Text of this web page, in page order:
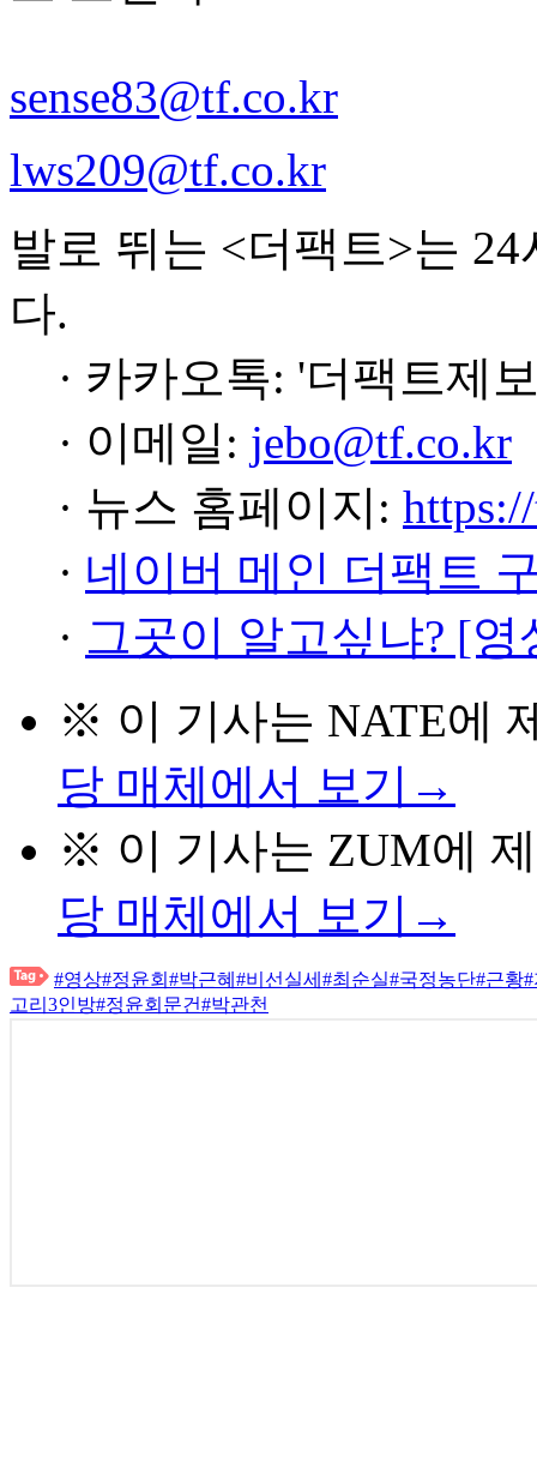
sense83@tf.co.kr
lws209@tf.co.kr
발로 뛰는 <더팩트>는
다.
· 카카오톡: '더팩트제
· 이메일: jebo@tf.co.kr
· 뉴스 홈페이지:
· 네이버 메인 더팩트
· 그곳이 알고싶냐? [
※ 이 기사는 NATE에
당 매체에서 보기→
※ 이 기사는 ZUM에
당 매체에서 보기→
#영상#정윤회 #박근혜 #비선실세 #최순실#국정농단#근황
고리3인방#정윤회문건#박관천